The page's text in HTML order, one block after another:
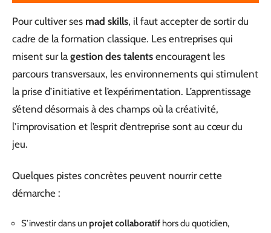
Pour cultiver ses mad skills, il faut accepter de sortir du
cadre de la formation classique. Les entreprises qui
misent sur la gestion des talents encouragent les
parcours transversaux, les environnements qui stimulent
la prise d’initiative et l’expérimentation. L’apprentissage
s’étend désormais à des champs où la créativité,
l’improvisation et l’esprit d’entreprise sont au cœur du
jeu.
Quelques pistes concrètes peuvent nourrir cette
démarche :
S’investir dans unprojet collaboratif hors du quotidien,